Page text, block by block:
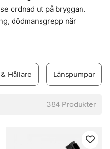
ordnad ut på bryggan.
dödmansgrepp när
lite smartare. Små
bara behöver rulla utan
bit för bit. Vissa prylar är
saker som håller
Hållare Länspumpar
384 Produkter